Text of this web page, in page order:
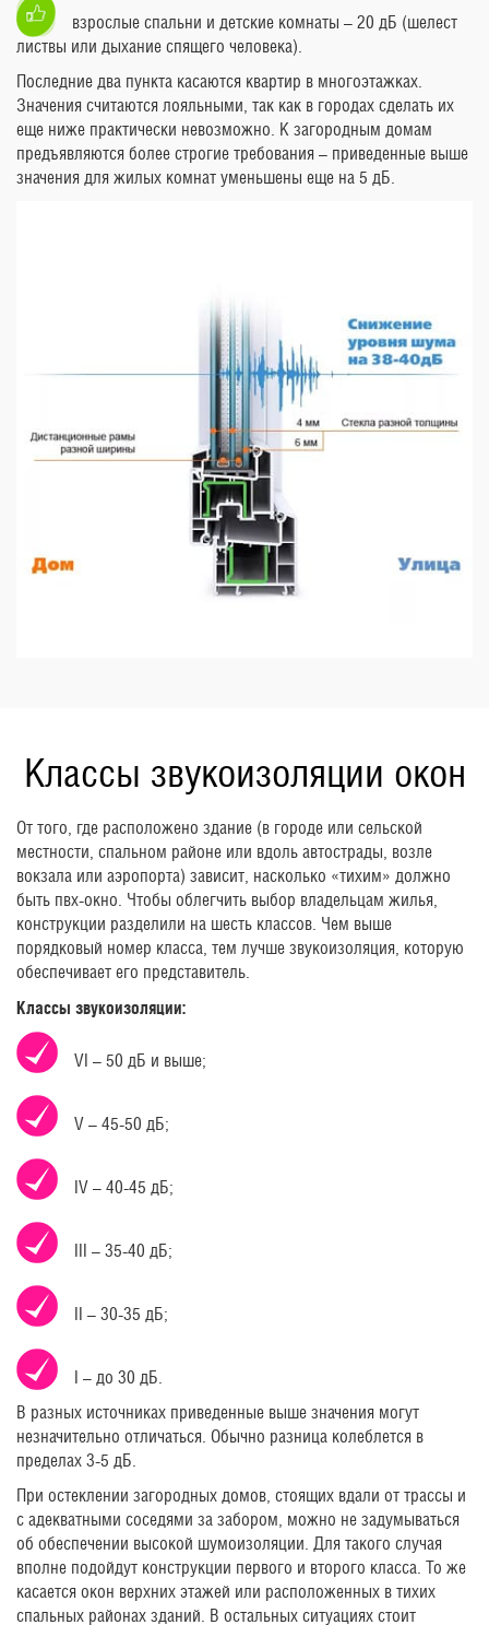
взрослые спальни и детские комнаты – 20 дБ (шелест
листвы или дыхание спящего человека).
Последние два пункта касаются квартир в многоэтажках.
Значения считаются лояльными, так как в городах сделать их
еще ниже практически невозможно. К загородным домам
предъявляются более строгие требования – приведенные выше
значения для жилых комнат уменьшены еще на 5 дБ.
Классы звукоизоляции окон
От того, где расположено здание (в городе или сельской
местности, спальном районе или вдоль автострады, возле
вокзала или аэропорта) зависит, насколько «тихим» должно
быть пвх-окно. Чтобы облегчить выбор владельцам жилья,
конструкции разделили на шесть классов. Чем выше
порядковый номер класса, тем лучше звукоизоляция, которую
обеспечивает его представитель.
Классы звукоизоляции:
VI – 50 дБ и выше;
V – 45-50 дБ;
IV – 40-45 дБ;
III – 35-40 дБ;
II – 30-35 дБ;
I – до 30 дБ.
В разных источниках приведенные выше значения могут
незначительно отличаться. Обычно разница колеблется в
пределах 3-5 дБ.
При остеклении загородных домов, стоящих вдали от трассы и
с адекватными соседями за забором, можно не задумываться
об обеспечении высокой шумоизоляции. Для такого случая
вполне подойдут конструкции первого и второго класса. То же
касается окон верхних этажей или расположенных в тихих
спальных районах зданий. В остальных ситуациях стоит